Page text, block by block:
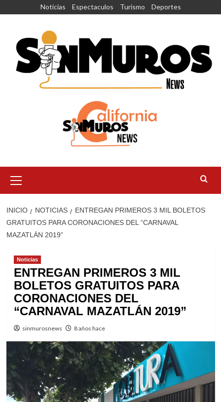
Noticias Espectaculos Turismo Deportes
principal
INICIO NOTICIAS
ENTREGAN PRIMEROS 3 MIL BOLETOS
GRATUITOS PARA CORONACIONES DEL “CARNAVAL
MAZATLÁN 2019”
Noticias
ENTREGAN PRIMEROS 3 MIL
BOLETOS GRATUITOS PARA
CORONACIONES DEL
“CARNAVAL MAZATLÁN 2019”
sinmurosnews 8 años hace